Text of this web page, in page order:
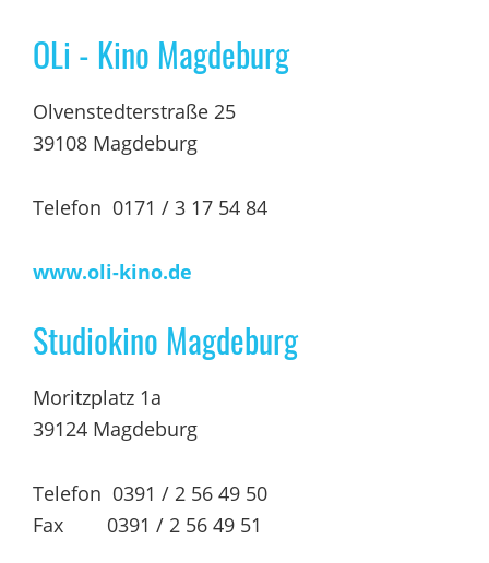
OLi - Kino Magdeburg
Olvenstedterstraße 25
39108 Magdeburg
Telefon 0171 / 3 17 54 84
www.oli-kino.de
Studiokino Magdeburg
Moritzplatz 1a
39124 Magdeburg
Telefon 0391 / 2 56 49 50
Fax 0391 / 2 56 49 51